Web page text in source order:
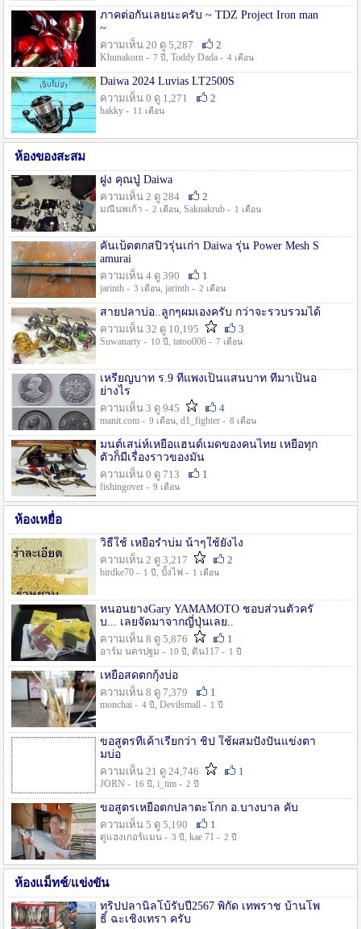
ภาคต่อกันเลยนะครับ ~ TDZ Project Iron man
~
ความเห็น 20 ดู 5,287
2
Khunakorn - 7 ปี , Toddy Dada - 4 เดือน
Daiwa 2024 Luvias LT2500S
ความเห็น 0 ดู 1,271
2
hakky - 11 เดือน
ห้องของสะสม
ฝูง คุณปู่ Daiwa
ความเห็น 2 ดู 284
2
มณีนพเก้า - 2 เดือน, Saknakrub - 1 เดือน
คันเบ็ดตกสปิ๋วรุ่นเก่า Daiwa รุ่น Power Mesh S
amurai
ความเห็น 4 ดู 390
1
jarinth - 3 เดือน, jarinth - 2 เดือน
สายปลาบ่อ..ลูกๆผมเองครับ กว่าจะรวบรวมได้
ความเห็น 32 ดู 10,195
3
Suwanarty - 10 ปี , tatoo006 - 7 เดือน
เหรียญบาท ร.9 ที่แพงเป็นแสนบาท ที่มาเป็นอ
ย่างไร
ความเห็น 3 ดู 945
4
manit.com - 9 เดือน, d1_fighter - 8 เดือน
มนต์เสน่ห์เหยื่อแฮนด์เมดของคนไทย เหยื่อทุก
ตัวก็มีเรื่องราวของมัน
ความเห็น 0 ดู 713
1
fishingover - 9 เดือน
ห้องเหยื่อ
วิธืใช้ เหยื่อรำบ่ม น้าๆใช้ยังไง
ความเห็น 2 ดู 3,217
2
birdke70 - 1 ปี , บั้งไฟ - 1 เดือน
หนอนยางGary YAMAMOTO ชอบส่วนตัวครั
บ... เลยจัดมาจากญี่ปุ่นเลย..
ความเห็น 8 ดู 5,876
1
อาร์ม นครปฐม - 10 ปี , ดิน117 - 1 ปี
เหยื่อสดตกกุ้งบ่อ
ความเห็น 8 ดู 7,379
1
monchai - 4 ปี , Devilsmall - 1 ปี
ขอสูตรที่เค้าเรียกว่า ชิป ใช้ผสมปังปั่นแข่งตา
มบ่อ
ความเห็น 21 ดู 24,746
1
JORN - 16 ปี , i_tim - 2 ปี
ขอสูตรเหยื่อตกปลาตะโกก อ.บางบาล คับ
ความเห็น 5 ดู 5,190
1
ตู่แฮงเกอร์แมน - 3 ปี , kae 71 - 2 ปี
ห้องแม็ทช์/แข่งขัน
ทริปปลานิลโบ้รับปี2567 พิกัด เทพราช บ้านโพ
ธิ์ ฉะเชิงเทรา ครับ